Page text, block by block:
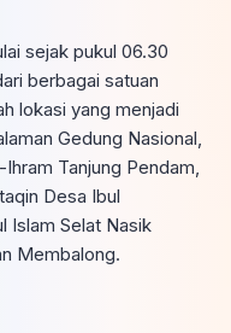
sejak pukul 06.30
berbagai satuan
lokasi yang menjadi
Gedung Nasional,
Tanjung Pendam,
Desa Ibul
Islam Selat Nasik
Membalong.